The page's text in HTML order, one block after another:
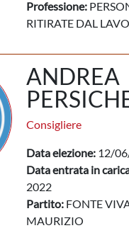
Professione:
RITIRATE DAL
ANDREA
Consigliere
Data elezione: 12/
Data entrata in
2022
Partito: FONTE
MAURIZIO